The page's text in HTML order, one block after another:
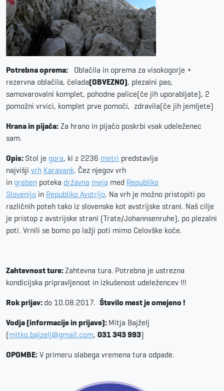
Potrebna oprema:
Oblačila in oprema za visokogorje +
rezervna oblačila, čelada(OBVEZNO), plezalni pas,
samovarovalni komplet, pohodne palice(če jih uporabljate), 2
pomožni vrvici, komplet prve pomoči, zdravila(če jih jemljete)
Hrana in pijača: Za hrano in pijačo poskrbi vsak udeleženec
sam.
Opis: Stol je gora, ki z 2236 metri predstavlja
najvišji vrh Karavank. Čez njegov vrh
in greben poteka državna meja med Republiko
Slovenijo in Republiko Avstrijo. Na vrh je možno pristopiti po
različnih poteh tako iz slovenske kot avstrijske strani. Naš cilje
je pristop z avstrijske strani (Trate/Johannsenruhe), po plezalni
poti. Vrnili se bomo po lažji poti mimo Celovške koče.
Zahtevnost ture:Zahtevna tura. Potrebna je ustrezna
kondicijska pripravljenost in izkušenost udeležencev !!!
Rok prijav: do 10.08.2017. Število mest je omejeno !
Vodja (informacije in prijave): Mitja Bajželj
(mitko.bajzelj@gmail.com, 031 343 993)
OPOMBE: V primeru slabega vremena tura odpade.